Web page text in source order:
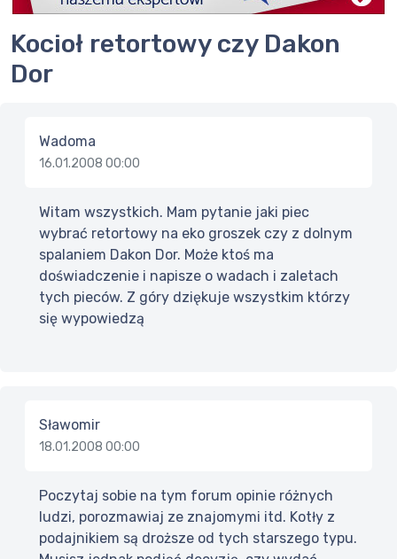
Kocioł retortowy czy Dakon
Dor
Wadoma
16.01.2008 00:00
Witam wszystkich. Mam pytanie jaki piec
wybrać retortowy na eko groszek czy z dolnym
spalaniem Dakon Dor. Może ktoś ma
doświadczenie i napisze o wadach i zaletach
tych pieców. Z góry dziękuje wszystkim którzy
się wypowiedzą
Sławomir
18.01.2008 00:00
Poczytaj sobie na tym forum opinie różnych
ludzi, porozmawiaj ze znajomymi itd. Kotły z
podajnikiem są droższe od tych starszego typu.